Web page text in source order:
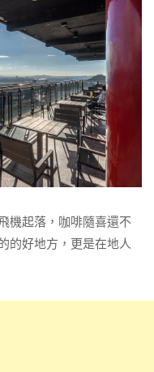
機起落，咖啡隨喜還不
的好地方，更是在地人